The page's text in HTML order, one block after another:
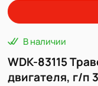
В наличии
WDK-83115
двигателя, г/п